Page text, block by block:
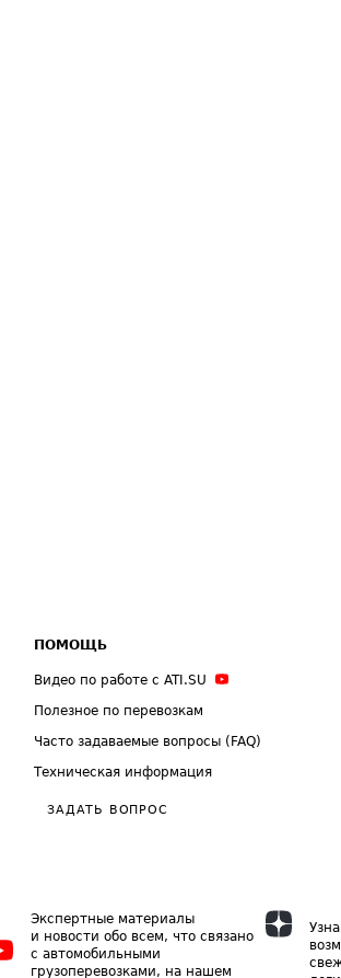
ПОМОЩЬ
Видео по работе с ATI.SU
Полезное по перевозкам
Часто задаваемые вопросы (FAQ)
Техническая информация
ЗАДАТЬ ВОПРОС
Экспертные материалы
и новости обо всем, что связано
с автомобильными
грузоперевозками, на нашем